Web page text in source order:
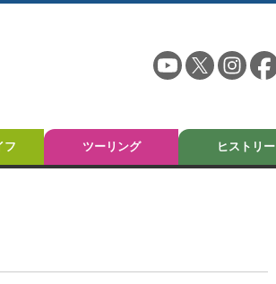
フ ツーリング ヒストリー